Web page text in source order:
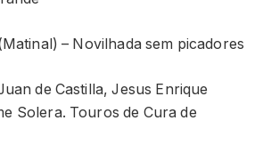
– Novilhada sem picadores
de Castilla, Jesus Enrique
Solera. Touros de Cura de